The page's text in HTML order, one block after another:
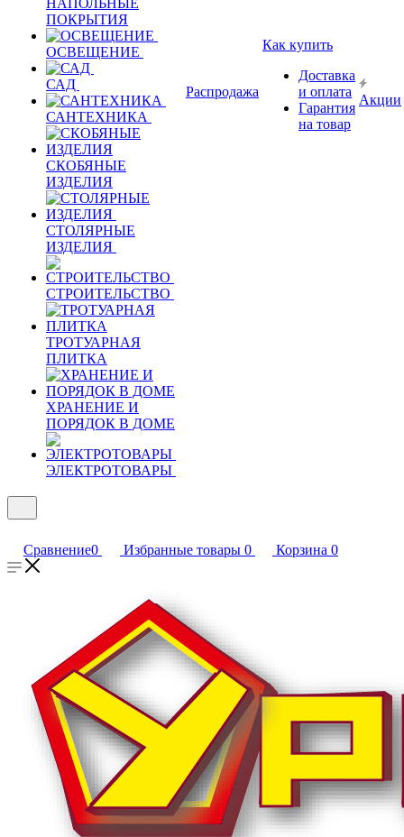
НАПОЛЬНЫЕ
ПОКРЫТИЯ
ОСВЕЩЕНИЕ
САД
САНТЕХНИКА
СКОБЯНЫЕ
ИЗДЕЛИЯ
СТОЛЯРНЫЕ
ИЗДЕЛИЯ
СТРОИТЕЛЬСТВО
ТРОТУАРНАЯ
ПЛИТКА
ХРАНЕНИЕ И
ПОРЯДОК В ДОМЕ
ЭЛЕКТРОТОВАРЫ
Распродажа
Как купить
Доставка
и оплата
Гарантия
на товар
Акции
Сравнение0 Избранные товары 0 Корзина 0